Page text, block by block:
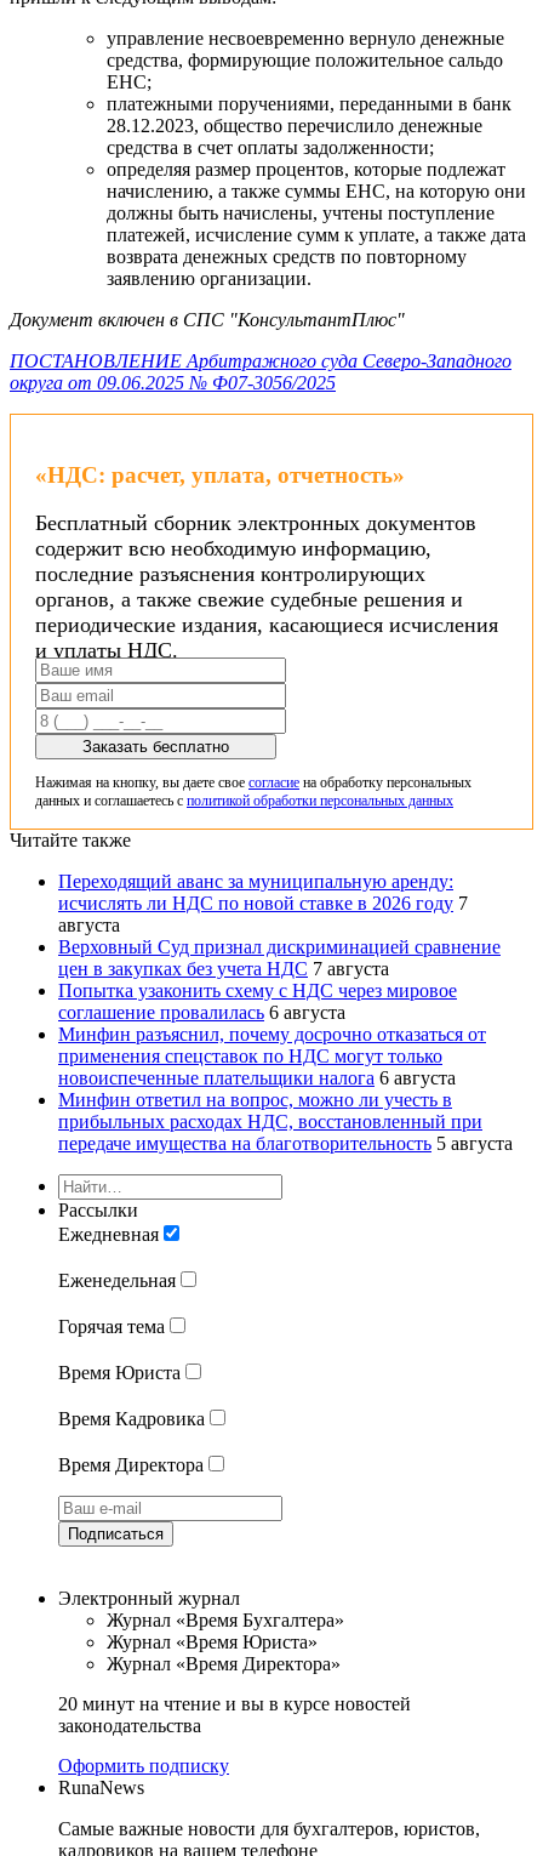
управление несвоевременно вернуло денежные
средства, формирующие положительное сальдо
ЕНС;
платежными поручениями, переданными в банк
28.12.2023, общество перечислило денежные
средства в счет оплаты задолженности;
определяя размер процентов, которые подлежат
начислению, а также суммы ЕНС, на которую они
должны быть начислены, учтены поступление
платежей, исчисление сумм к уплате, а также дата
возврата денежных средств по повторному
заявлению организации.
Документ включен в СПС "КонсультантПлюс"
ПОСТАНОВЛЕНИЕ Арбитражного суда Северо-Западного
округа от 09.06.2025 № Ф07-3056/2025
«НДС: расчет, уплата, отчетность»
Бесплатный сборник электронных документов
содержит всю необходимую информацию,
последние разъяснения контролирующих
органов, а также свежие судебные решения и
периодические издания, касающиеся исчисления
и уплаты НДС.
Заказать бесплатно
Нажимая на кнопку, вы даете свое согласие на обработку персональных
данных и соглашаетесь с политикой обработки персональных данных
Читайте также
Переходящий аванс за муниципальную аренду:
исчислять ли НДС по новой ставке в 2026 году 7
августа
Верховный Суд признал дискриминацией сравнение
цен в закупках без учета НДС 7 августа
Попытка узаконить схему с НДС через мировое
соглашение провалилась 6 августа
Минфин разъяснил, почему досрочно отказаться от
применения спецставок по НДС могут только
новоиспеченные плательщики налога 6 августа
Минфин ответил на вопрос, можно ли учесть в
прибыльных расходах НДС, восстановленный при
передаче имущества на благотворительность 5 августа
Рассылки
Ежедневная
Еженедельная
Горячая тема
Время Юриста
Время Кадровика
Время Директора
Подписаться
Электронный журнал
Журнал «Время Бухгалтера»
Журнал «Время Юриста»
Журнал «Время Директора»
20 минут на чтение и вы в курсе новостей
законодательства
Оформить подписку
RunaNews
Самые важные новости для бухгалтеров, юристов,
кадровиков на вашем телефоне